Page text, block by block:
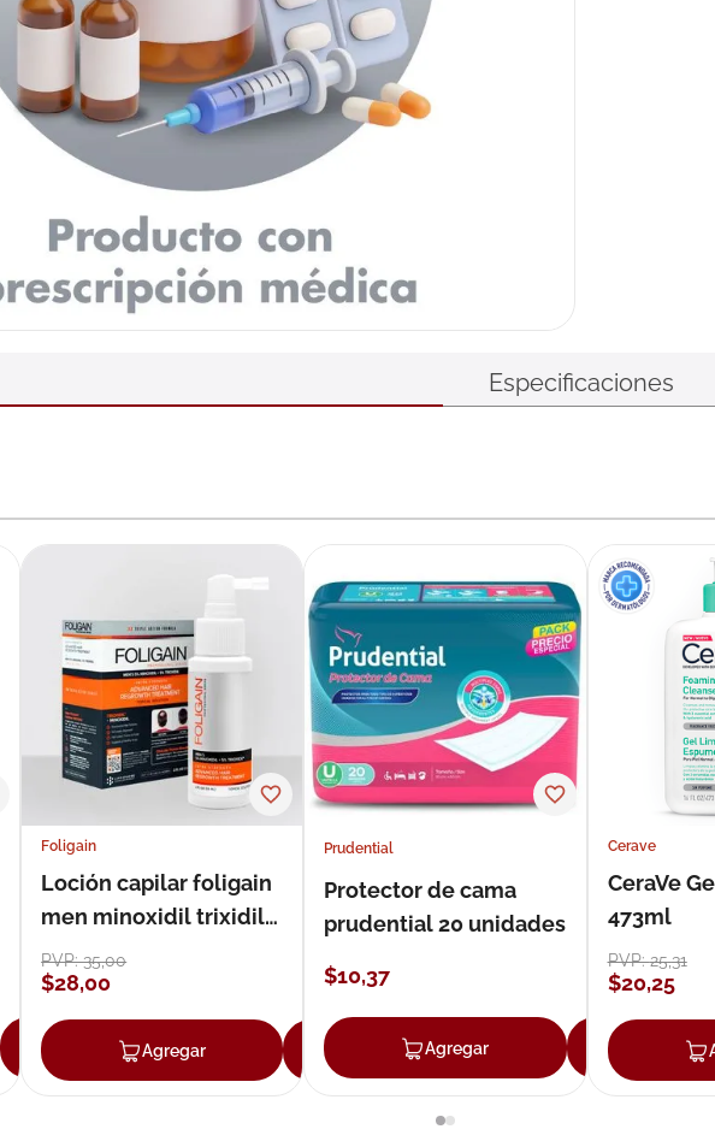
Especificaciones
Agregar
Foligain
Loción capilar foligain
men minoxidil trixidil
loción 59 ml
PVP:35,00
$28,00
Agregar Agregar
Prudential
Protector de cama
prudential 20 unidades
$10,37
Agregar
Cerave
CeraVe
473ml
PVP:25,31
$20,25